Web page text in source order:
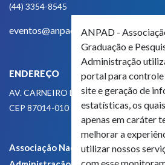
(44) 3354-8545
eventos@anpad.org.br
ENDEREÇO
AV. CARNEIRO LEÃO, 825
CEP 87014-010 - MARINGÁ, PR, BRASIL
Associação Nacional de Pós-
ANPAD -
Graduação e
Administração
portal para controle
site e geração de
estatísticas, os
apenas em caráter
melhorar a
utilizar nossos